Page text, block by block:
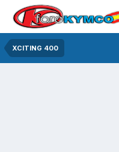
XCITING 400